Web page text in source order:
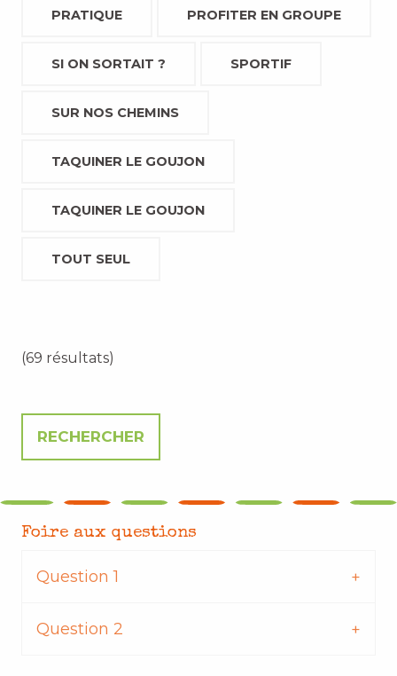
PRATIQUE PROFITER EN GROUPE
SI ON SORTAIT ? SPORTIF
SUR NOS CHEMINS
TAQUINER LE GOUJON
TAQUINER LE GOUJON
TOUT SEUL
(69 résultats)
Foire aux questions
Question 1
Question 2